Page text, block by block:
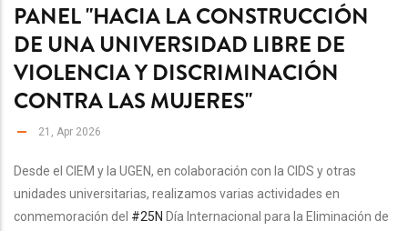
PANEL "HACIA LA CONSTRUCCIÓN
DE UNA UNIVERSIDAD LIBRE DE
VIOLENCIA Y DISCRIMINACIÓN
CONTRA LAS MUJERES"
21, Apr 2026
Desde el CIEM y la UGEN, en colaboración con la CIDS y otras
unidades universitarias, realizamos varias actividades en
conmemoración del #25N Día Internacional para la Eliminación de